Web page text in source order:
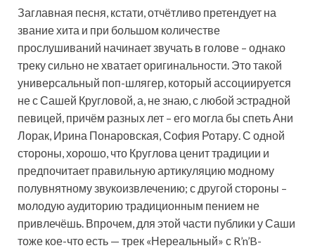
Заглавная песня, кстати, отчётливо претендует на
звание хита и при большом количестве
прослушиваний начинает звучать в голове – однако
треку сильно не хватает оригинальности. Это такой
универсальный поп-шлягер, который ассоциируется
не с Сашей Кругловой, а, не знаю, с любой эстрадной
певицей, причём разных лет – его могла бы спеть Ани
Лорак, Ирина Понаровская, София Ротару. С одной
стороны, хорошо, что Круглова ценит традиции и
предпочитает правильную артикуляцию модному
полувнятному звукоизвлечению; с другой стороны –
молодую аудиторию традиционным пением не
привлечёшь. Впрочем, для этой части публики у Саши
тоже кое-что есть — трек «Нереальный» с R’n’B-